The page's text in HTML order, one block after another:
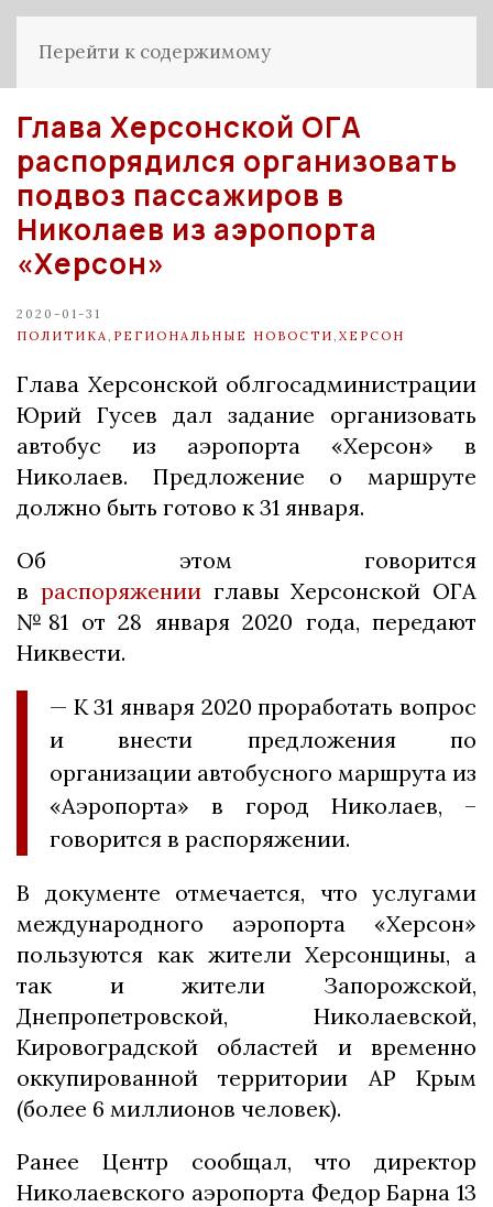
Перейти к содержимому
Глава Херсонской ОГА
распорядился организовать
подвоз пассажиров в
Николаев из аэропорта
«Херсон»
2020-01-31
ПОЛИТИКА
РЕГИОНАЛЬНЫЕ НОВОСТИ ХЕРСОН
Глава Херсонской облгосадминистрации
Юрий Гусев дал задание организовать
автобус из аэропорта «Херсон» в
Николаев. Предложение о маршруте
должно быть готово к 31 января.
Об этом говорится
в распоряженииглавы Херсонской ОГА
№81 от 28 января 2020 года, передают
Никвести.
— К 31 января 2020 проработать вопрос
и внести предложения по
организации автобусного маршрута из
«Аэропорта» в город Николаев, –
говорится в распоряжении.
В документе отмечается, что услугами
международного аэропорта «Херсон»
пользуются как жители Херсонщины, а
так и жители Запорожской,
Днепропетровской, Николаевской,
Кировоградской областей и временно
оккупированной территории АР Крым
(более 6 миллионов человек).
Ранее Центр сообщал, что директор
Николаевского аэропорта Федор Барна 13